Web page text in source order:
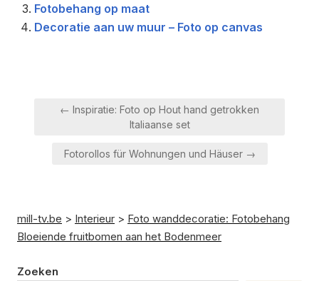
Fotobehang op maat
Decoratie aan uw muur – Foto op canvas
Berichtnavigatie
← Inspiratie: Foto op Hout hand getrokken
Italiaanse set
Fotorollos für Wohnungen und Häuser →
mill-tv.be > Interieur > Foto wanddecoratie: Fotobehang
Bloeiende fruitbomen aan het Bodenmeer
Zoeken